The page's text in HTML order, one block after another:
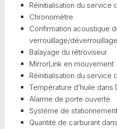
Réinitialisation du service
Chronomètre
Confirmation acoustique
verrouillage/déverrouillage
Balayage du rétroviseur
MirrorLink en mouvement
Réinitialisation du service
Température d’huile dans
Alarme de porte ouverte
Système de
Quantité de carburant